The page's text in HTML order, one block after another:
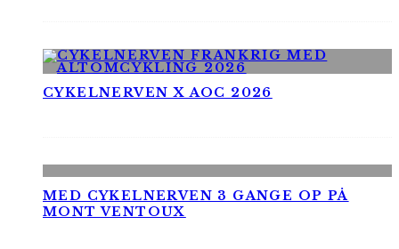
CYKELNERVEN X AOC 2026
MED CYKELNERVEN 3 GANGE OP PÅ
MONT VENTOUX